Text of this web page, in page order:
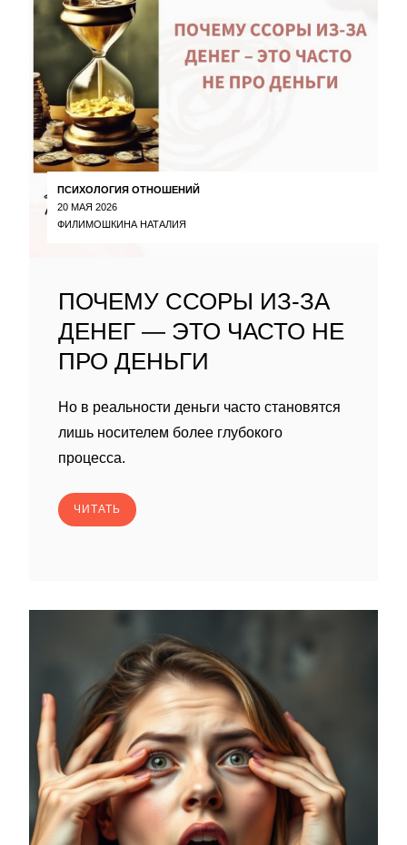
ПСИХОЛОГИЯ ОТНОШЕНИЙ
20 МАЯ 2026
ФИЛИМОШКИНА НАТАЛИЯ
ПОЧЕМУ ССОРЫ ИЗ-ЗА
ДЕНЕГ — ЭТО ЧАСТО НЕ
ПРО ДЕНЬГИ
Но в реальности деньги часто становятся
лишь носителем более глубокого
процесса.
ЧИТАТЬ